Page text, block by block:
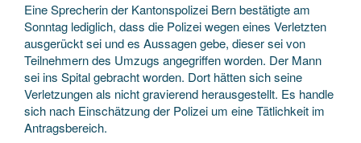
Eine Sprecherin der Kantonspolizei Bern bestätigte am
Sonntag lediglich, dass die Polizei wegen eines Verletzten
ausgerückt sei und es Aussagen gebe, dieser sei von
Teilnehmern des Umzugs angegriffen worden. Der Mann
sei ins Spital gebracht worden. Dort hätten sich seine
Verletzungen als nicht gravierend herausgestellt. Es handle
sich nach Einschätzung der Polizei um eine Tätlichkeit im
Antragsbereich.